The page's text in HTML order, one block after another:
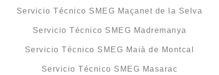
Servicio Técnico SMEG Maçanet de la Selva
Servicio Técnico SMEG Madremanya
Servicio Técnico SMEG Maià de Montcal
Servicio Técnico SMEG Masarac